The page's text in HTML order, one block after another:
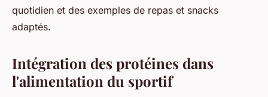
quotidien et des exemples de repas et snacks
adaptés.
Intégration des protéines dans
l'alimentation du sportif